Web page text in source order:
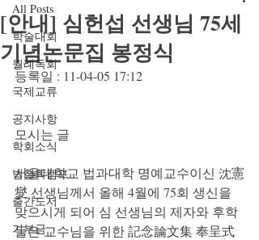
All Posts
학술대회
월례독회
국제교류
공지사항
학회소식
법철학캠프
출간도서
기부금
[안내] 심헌섭 선생님 75세
기념논문집 봉정식
등록일 : 11-04-05 17:12
모시는 글
서울대학교 법과대학 명예교수이신 沈憲
燮 선생님께서 올해 4월에 75회 생신을
맞으시게 되어 심 선생님의 제자와 후학
들은 교수님을 위한 記念論文集 奉呈式